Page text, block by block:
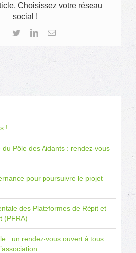
foyer
Choisissez votre réseau
social !
Facebook
TwitterLinkedInEmail
!
du Pôle des Aidants : rendez-vous
pour poursuivre le projet
des Plateformes de Répit et
(PFRA)
: un rendez-vous ouvert à tous